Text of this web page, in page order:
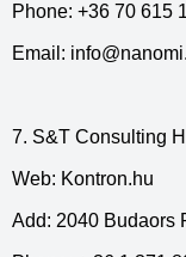
Phone: +36 70 615
Email:
7. S&T Consulting
Web: Kontron.hu
Add: 2040 Budaors